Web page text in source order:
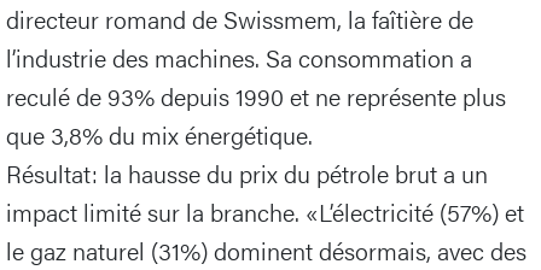
directeur romand de Swissmem, la faîtière de
l’industrie des machines. Sa consommation a
reculé de 93% depuis 1990 et ne représente plus
que 3,8% du mix énergétique.
Résultat: la hausse du prix du pétrole brut a un
impact limité sur la branche. «L’électricité (57%) et
le gaz naturel (31%) dominent désormais, avec des